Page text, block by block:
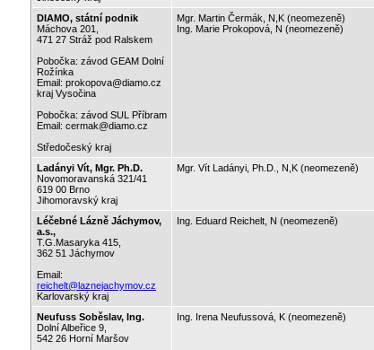
DIAMO, státní podnik
Máchova 201,
471 27 Stráž pod Ralskem
Pobočka: závod GEAM Dolní
Rožínka
Email: prokopova@diamo.cz
kraj Vysočina
Pobočka: závod SUL Příbram
Email: cermak@diamo.cz
Středočeský kraj
Mgr. Martin Čermák, N,K (neomezeně)
Ing. Marie Prokopová, N (neomezeně)
Ladányi Vít, Mgr. Ph.D.
Novomoravanská 321/41
619 00 Brno
Jihomoravský kraj
Mgr. Vít Ladányi, Ph.D., N,K (neomezeně)
Léčebné Lázně Jáchymov,
a.s.,
T.G.Masaryka 415,
362 51 Jáchymov
Email:
reichelt@laznejachymov.cz
Karlovarský kraj
Ing. Eduard Reichelt, N (neomezeně)
Neufuss Soběslav, Ing.
Dolní Albeřice 9,
542 26 Horní Maršov
Ing. Irena Neufussová, K (neomezeně)